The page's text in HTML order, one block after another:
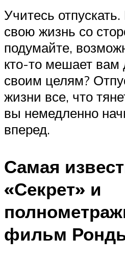
Учитесь
свою жизнь со
подумайте,
кто-то мешает вам
своим целям?
жизни все, что
вы немедленно
вперед.
Самая
«Секрет» и
фильм